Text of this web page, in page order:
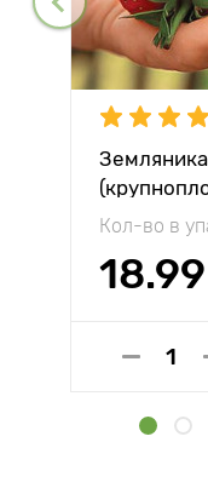
Кол-во в
18.99